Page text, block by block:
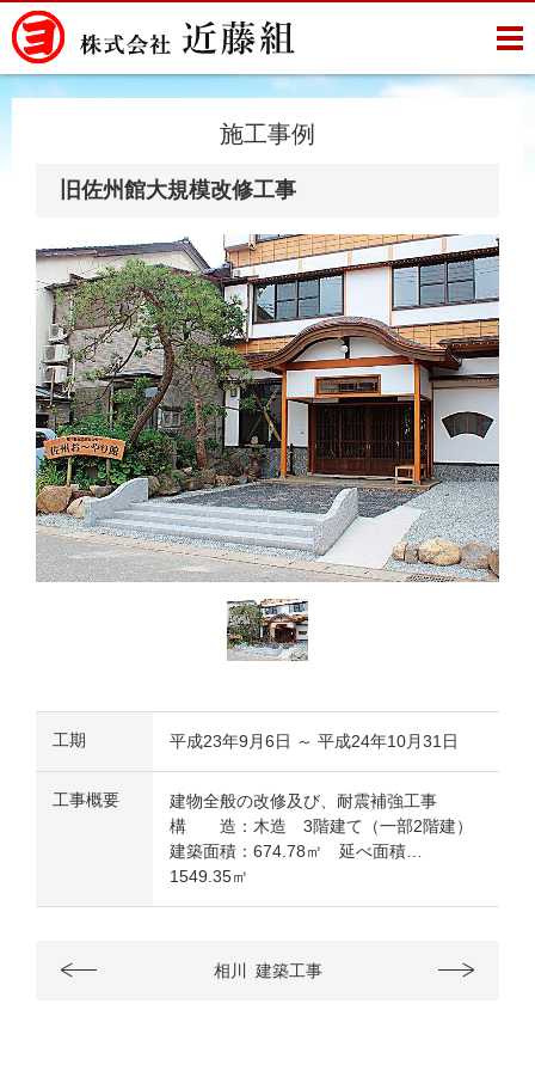
施工事例
旧佐州館大規模改修工事
工期 平成23年9月6日 ～ 平成24年10月31日
工事概要
建物全般の改修及び、耐震補強工事
構 造：木造 3階建て（一部2階建）
建築面積：674.78㎡ 延べ面積…
1549.35㎡
相川 建築工事